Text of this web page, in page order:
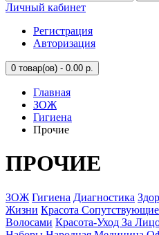
Личный кабинет
Регистрация
Авторизация
0 товар(ов) - 0.00 р.
Главная
ЗОЖ
Гигиена
Прочие
ПРОЧИЕ
ЗОЖ Гигиена Диагностика
Жизни Красота
Волосами Красота-Уход За